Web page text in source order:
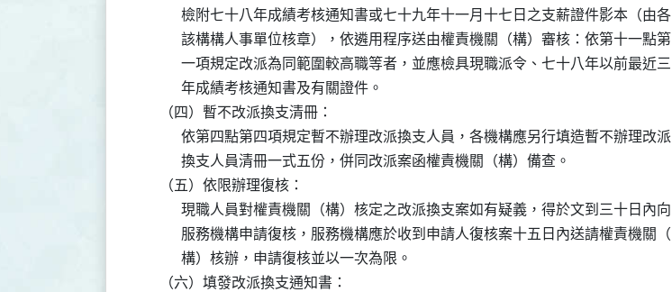
            檢附七十八年成績考核通知書或七十九年十一月十七日之支薪證件影本（由各
            該構構人事單位核章），依遴用程序送由權責機關（構）審核：依第十一點第
            一項規定改派為同範圍較高職等者，並應檢具現職派令、七十八年以前最近三
            年成績考核通知書及有關證件。
      （四）暫不改派換支清冊：
            依第四點第四項規定暫不辦理改派換支人員，各機構應另行填造暫不辦理改派
            換支人員清冊一式五份，併同改派案函權責機關（構）備查。
      （五）依限辦理復核：
            現職人員對權責機關（構）核定之改派換支案如有疑義，得於文到三十日內向
            服務機構申請復核，服務機構應於收到申請人復核案十五日內送請權責機關（
            構）核辦，申請復核並以一次為限。
      （六）填發改派換支通知書：